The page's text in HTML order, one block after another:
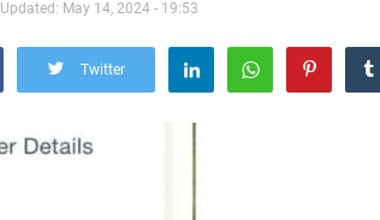
Updated: May 14, 2024 - 19:53
Twitter